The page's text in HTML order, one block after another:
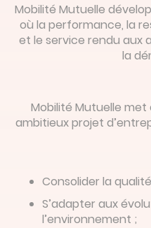
Mobilité Mutuelle
où la performance, la
et le service rendu
la
Mobilité Mutuelle
ambitieux projet
Consolider la
S’adapter aux
l’environnement ;